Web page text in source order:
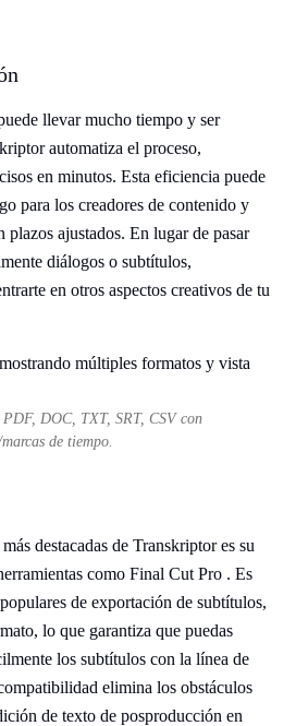
llevar mucho tiempo y ser
automatiza el proceso,
en minutos. Esta eficiencia puede
para los creadores de contenido y
plazos ajustados. En lugar de pasar
diálogos o subtítulos,
en otros aspectos creativos de tu
DOC, TXT, SRT, CSV con
de tiempo.
destacadas de Transkriptor es su
como Final Cut Pro . Es
de exportación de subtítulos,
lo que garantiza que puedas
los subtítulos con la línea de
elimina los obstáculos
de texto de posproducción en